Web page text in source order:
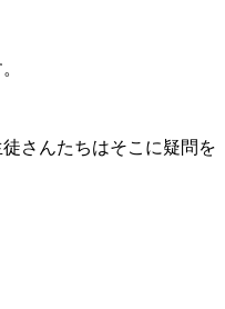
さんたちはそこに疑問を